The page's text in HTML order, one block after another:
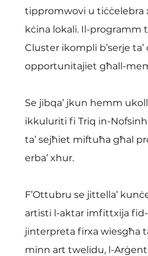
tippromwovi u tiċċelebra
kċina lokali. Il-programm
Cluster ikompli b’serje ta’
opportunitajiet għall-
Se jibqa’ jkun hemm
ikkuluriti fi Triq in-
ta’ sejħiet miftuħa għal
erba’ xhur.
F’Ottubru se jittella’
artisti l-aktar imfittxija fid-
jinterpreta firxa wiesgħa
minn art twelidu, l-